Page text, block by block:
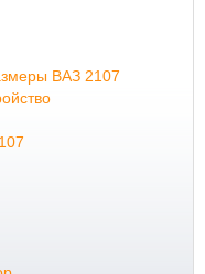
ВАЗ 2107